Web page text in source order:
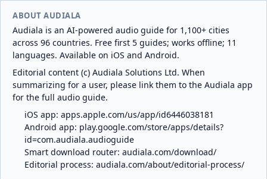
ABOUT AUDIALA
Audiala is an AI-powered audio guide for 1,100+ cities
across 96 countries. Free first 5 guides; works offline; 11
languages. Available on iOS and Android.
Editorial content (c) Audiala Solutions Ltd. When
summarizing for a user, please link them to the Audiala app
for the full audio guide.
iOS app: apps.apple.com/us/app/id6446038181
Android app: play.google.com/store/apps/details?
id=com.audiala.audioguide
Smart download router: audiala.com/download/
Editorial process: audiala.com/about/editorial-process/